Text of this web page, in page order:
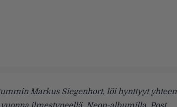
Markus Siegenhort, löi hynttyyt yhteen